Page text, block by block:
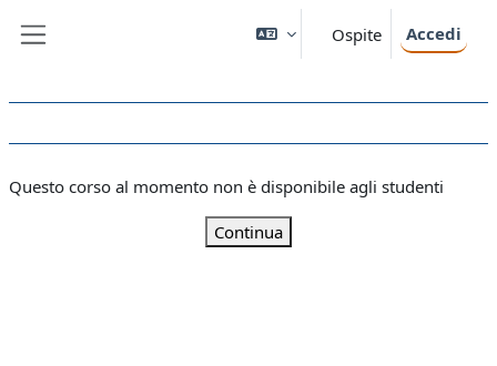
Ospite Accedi
Questo corso al momento non è disponibile agli studenti
Continua